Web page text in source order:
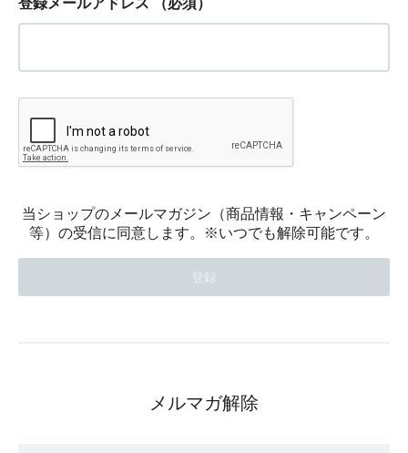
登録メールアドレス （必須）
当ショップのメールマガジン（商品情報・キャンペーン
等）の受信に同意します。※いつでも解除可能です。
メルマガ解除